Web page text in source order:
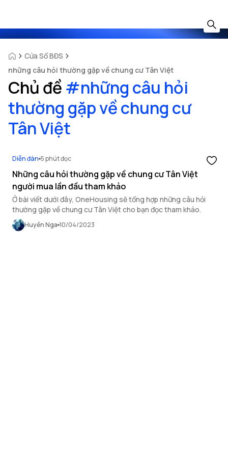
Cửa Sổ BĐS
những câu hỏi thường gặp về chung cư Tân Việt
Chủ đề #những câu hỏi
thường gặp về chung cư
Tân Việt
Diễn đàn 5 phút đọc
Những câu hỏi thường gặp về chung cư Tân Việt
người mua lần đầu tham khảo
Ở bài viết dưới đây, OneHousing sẽ tổng hợp những câu hỏi
thường gặp về chung cư Tân Việt cho bạn đọc tham khảo.
Huyền Nga 10/04/2023